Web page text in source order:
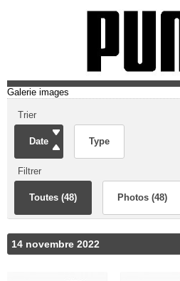
Galerie images
Trier
Date Type
Filtrer
Toutes (48) Photos (48)
14 novembre 2022